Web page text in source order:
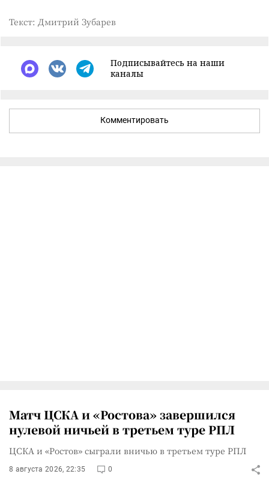
Текст: Дмитрий Зубарев
Подписывайтесь на наши
каналы
Комментировать
Матч ЦСКА и «Ростова» завершился
нулевой ничьей в третьем туре РПЛ
ЦСКА и «Ростов» сыграли вничью в третьем туре РПЛ
8 августа 2026, 22:35 0